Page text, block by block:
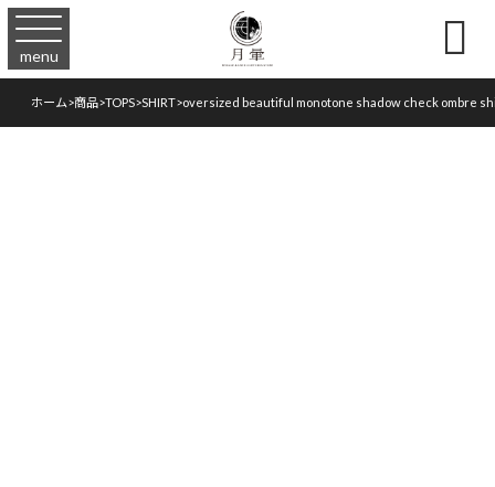
menu 
ホーム>商品>TOPS>SHIRT>oversized beautiful monotone shadow check ombre